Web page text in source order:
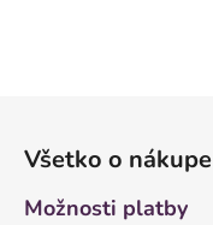
Všetko o nákupe
Možnosti platby